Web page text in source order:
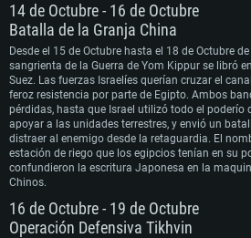
Red: Conexión a Internet de banda ancha
Disco Duro: 23.1 GB (Cliente Mínimo)
Recomendado
SO: Windows 10/11 (64 bits)
Procesador: Intel Core i5 o Ryzen 5 3600 y superior
Memoria: 16 GB y superior
Tarjeta de Video: Tarjeta de vídeo de nivel DirectX
Nvidia GeForce 1060 y superior, Radeon RX 570 y
Red: Conexión a Internet de banda ancha
Disco Duro: 75.9 GB (Cliente Completo)
Red: Conexión a Internet de banda ancha
Disco Duro: 22.1 GB (Cliente Mínimo)
Recomendado
SO: Mac OS Big Sur 11.0 o posterior
Procesador: Core i7 (Intel Xeon no es compatible)
Memoria: 8 GB
Tarjeta de Vídeo: Radeon Vega II o superior
Red: Conexión a Internet de banda ancha
Disco Duro: 62.2 GB (Cliente Completo)
resolución mínima admitida para el juego es 720p)
Red: Conexión a Internet de banda ancha
Disco Duro: 22.1 GB (Cliente Mínimo)
Recomendado
SO: Ubuntu 20.04 64 bits
Procesador: Intel Core i7
Memoria: 16 GB
Tarjeta de Vídeo: NVIDIA 1060 con los últimos
de 6 meses) / AMD similar (Radeon RX 570) con
propietarios (no más de 6 meses) con soporte
Red: Conexión a Internet de banda ancha
Disco Duro: 62.2 GB (Cliente Completo)
14 de Octubre - 16 de Octubre
Batalla de la Granja China
Desde el 15 de Octubre hasta el 18 de Octubre
sangrienta de la Guerra de Yom Kippur se libró
Suez. Las fuerzas Israelíes querían cruzar el
feroz resistencia por parte de Egipto. Ambos
pérdidas, hasta que Israel utilizó todo el poderío
apoyar a las unidades terrestres, y envió un
distraer al enemigo desde la retaguardia. El
estación de riego que los egipcios tenían en su
confundieron la escritura Japonesa en la
Chinos.
16 de Octubre - 19 de Octubre
Operación Defensiva Tikhvin